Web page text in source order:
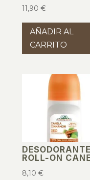
11,90 €
AÑADIR AL
CARRITO
DESODORANTE
ROLL-ON
8,10 €